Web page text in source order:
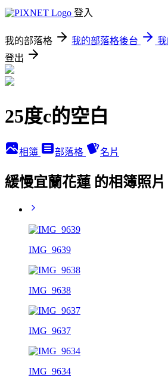
登入
我的部落格 我的部落格後台
登出
25度c的空白
相簿 部落格 名片
緩慢宜蘭花蓮 的相簿照片
IMG_9639
IMG_9638
IMG_9637
IMG_9634